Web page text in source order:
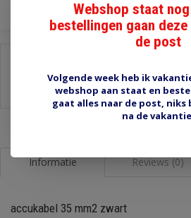
Stel een vraag over dit product
Afdrukken
Informatie Reviews (0)
accukabel 35 mm2 zwart
Webshop staat
bestellingen gaan
de post
Volgende week heb ik
webshop aan staat en
gaat alles naar de post,
na de